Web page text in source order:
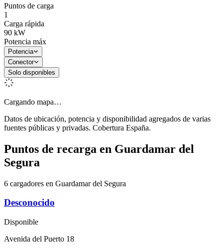
Puntos de carga
1
Carga rápida
90 kW
Potencia máx
Potencia
Conector
Solo disponibles
Cargando mapa…
Datos de ubicación, potencia y disponibilidad agregados de varias
fuentes públicas y privadas. Cobertura España.
Puntos de recarga en Guardamar del
Segura
6 cargadores en Guardamar del Segura
Desconocido
Disponible
Avenida del Puerto 18